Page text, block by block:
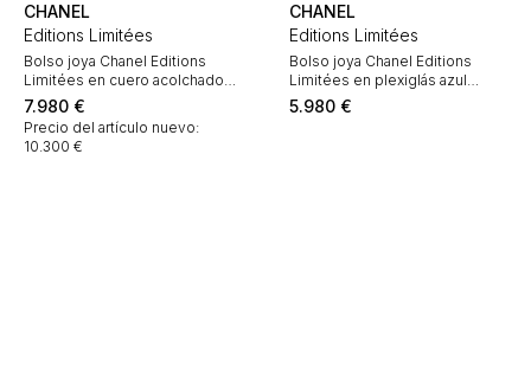
CHANEL
Editions Limitées
Bolso joya Chanel Editions
Limitées en cuero acolchado
negro
7.980 €
Precio del artículo nuevo:
10.300 €
CHANEL
Editions Limitées
Bolso joya Chanel Editions
Limitées en plexiglás azul
marino y amarillo
5.980 €